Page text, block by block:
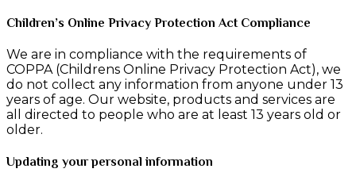
Children’s Online Privacy Protection Act Compliance
We are in compliance with the requirements of
COPPA (Childrens Online Privacy Protection Act), we
do not collect any information from anyone under 13
years of age. Our website, products and services are
all directed to people who are at least 13 years old or
older.
Updating your personal information